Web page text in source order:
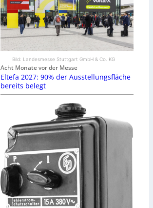
Bild: Landesmesse Stuttgart GmbH & Co. KG
Acht Monate vor der Messe
Eltefa 2027: 90% der Ausstellungsfläche
bereits belegt